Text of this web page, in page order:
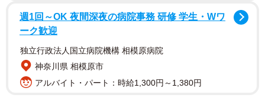
週1回～OK 夜間深夜の病院事務 研修 学生・Wワ
ーク歓迎
独立行政法人国立病院機構 相模原病院
神奈川県 相模原市
アルバイト・パート：時給1,300円～1,380円